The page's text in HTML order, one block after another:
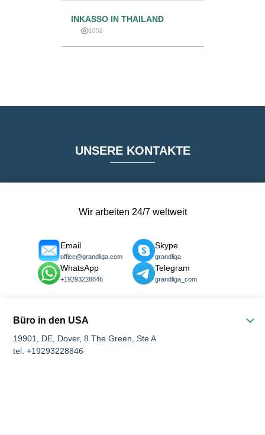
INKASSO IN THAILAND
1052
UNSERE KONTAKTE
Büro in den USA
19901, DE, Dover, 8 The Green, Ste A
tel. +19293228846
Wir arbeiten 24/7 weltweit
Email
office@grandliga.com
Skype
grandliga
WhatsApp
+19293228846
Telegram
grandliga_com